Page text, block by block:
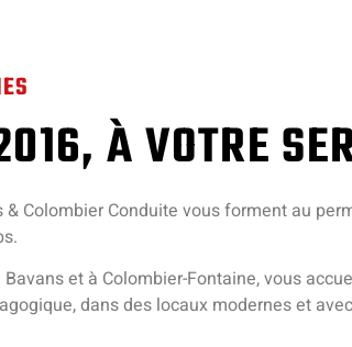
À VOTRE
& Colombier Conduite vous forment au
et à Colombier-Fontaine, vous
dans des locaux modernes et